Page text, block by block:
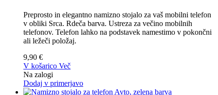
Preprosto in elegantno namizno stojalo za vaš mobilni telefon
v obliki Srca. Rdeča barva. Ustreza za večino mobilnih
telefonov. Telefon lahko na podstavek namestimo v pokončni
ali ležeči položaj.
9,90 €
V košarico Več
Na zalogi
Dodaj v primerjavo